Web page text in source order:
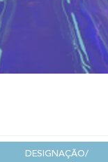
DESIGNAÇÃO/